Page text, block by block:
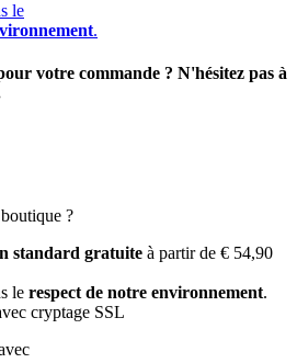
le
.
votre commande ? N'hésitez pas à
?
standard gratuite à partir de € 54,90
le respect de notre environnement.
cryptage SSL